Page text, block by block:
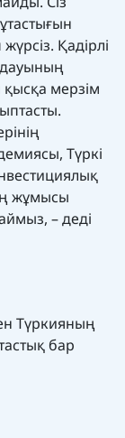
Қадірлі
мерзім
Түркі
жұмысы
– деді
Түркияның
бар